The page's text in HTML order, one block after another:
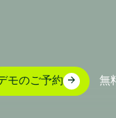
モのご予約 無